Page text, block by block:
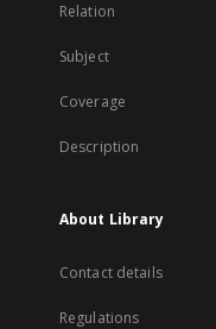
Relation
Subject
Coverage
Description
About Library
Contact details
Regulations